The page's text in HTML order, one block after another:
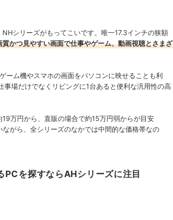
シリーズがもってこいです。唯一17.3インチの狭額
かつ見やすい画面で仕事やゲーム、動画視聴とさまざ
ーム機やスマホの画面をパソコンに映せることも利
事場だけでなくリビングに1台あると便利な汎用性の高
万円から、直販の場合で約15万円弱からが目安
がら、全シリーズのなかでは中間的な価格帯なの
を探すならAHシリーズに注目